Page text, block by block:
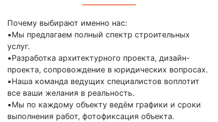
Почему выбирают именно нас:
▪️Мы предлагаем полный спектр строительных
услуг.
▪️Разработка архитектурного проекта, дизайн-
проекта, сопровождение в юридических вопросах.
▪️Наша команда ведущих специалистов воплотит
все ваши желания в реальность.
▪️Мы по каждому объекту ведём графики и сроки
выполнения работ, фотофиксация объекта.